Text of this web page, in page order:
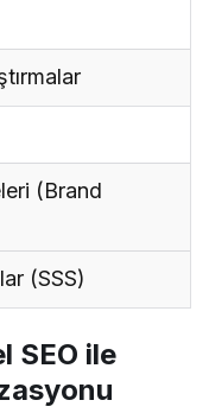
(Brand
(SSS)
SEO ile